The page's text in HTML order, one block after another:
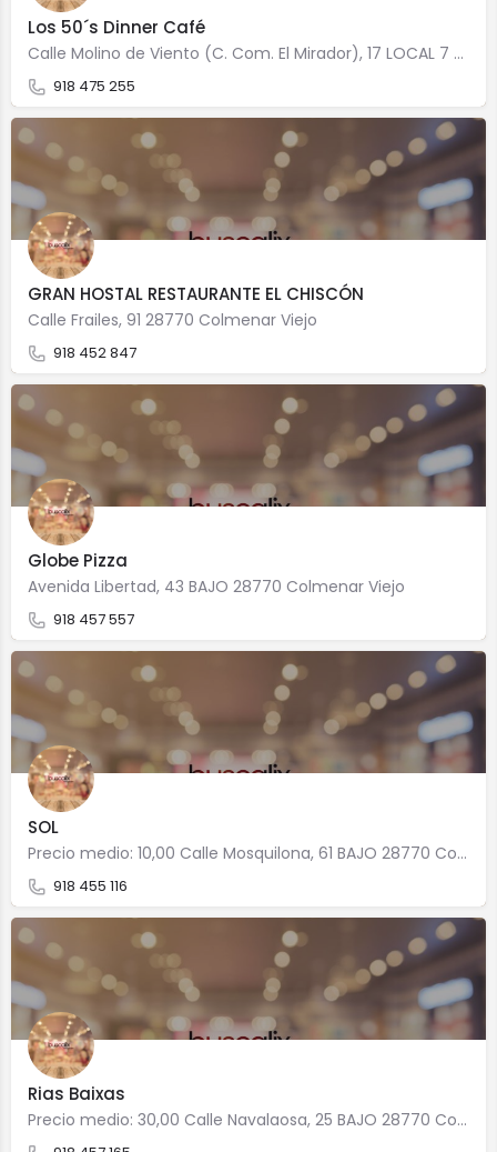
Los 50´s Dinner Café
Calle Molino de Viento (C. Com. El Mirador), 17 LOCAL 7 28770 Colmenar Viejo
918 475 255
GRAN HOSTAL RESTAURANTE EL CHISCÓN
Calle Frailes, 91 28770 Colmenar Viejo
918 452 847
Globe Pizza
Avenida Libertad, 43 BAJO 28770 Colmenar Viejo
918 457 557
SOL
Precio medio: 10,00 Calle Mosquilona, 61 BAJO 28770 Colmenar Viejo
918 455 116
Rias Baixas
Precio medio: 30,00 Calle Navalaosa, 25 BAJO 28770 Colmenar Viejo